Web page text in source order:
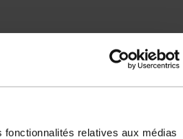
relatives aux médias